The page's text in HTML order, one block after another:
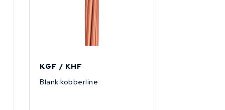
KGF / KHF
Blank kobberline